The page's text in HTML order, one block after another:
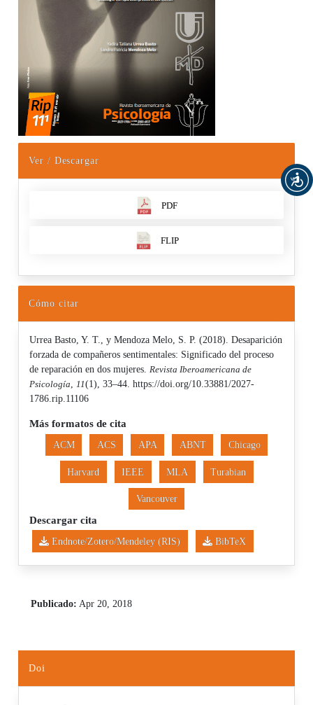
Ver / Descargar
PDF
FLIP
Cómo citar
Urrea Basto, Y. T., y Mendoza Melo, S. P. (2018). Desaparición
forzada de compañeros sentimentales: Significado del proceso
de reparación en dos mujeres.Revista Iberoamericana de
Psicología,11(1), 33–44. https://doi.org/10.33881/2027-
1786.rip.11106
Más formatos de cita
ACM ACS APA ABNT Chicago
Harvard IEEE MLA Turabian
Vancouver
Descargar cita
Endnote/Zotero/Mendeley (RIS) BibTeX
Publicado: Apr 20, 2018
Doi